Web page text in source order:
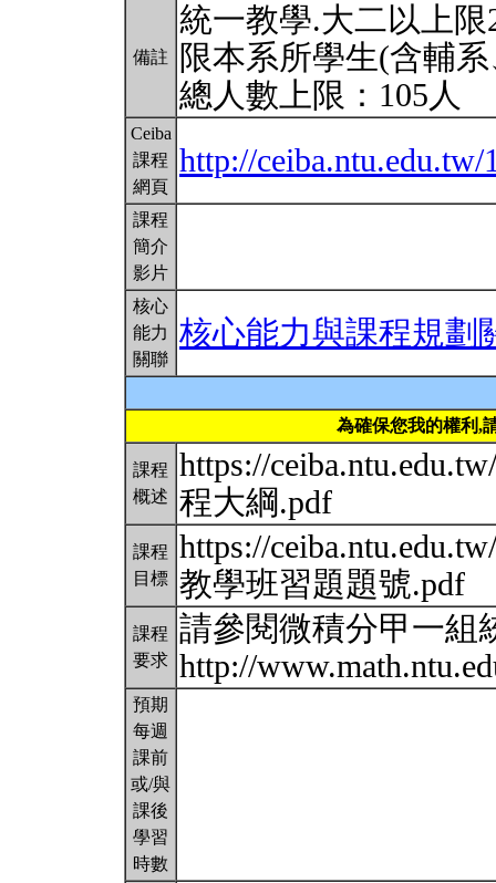
備註
統一教學.大二以上
限本系所學生(含輔
總人數上限：105人
Ceiba
課程
網頁
http://
課程
簡介
影片
核心
能力
關聯
核心能力與課程規劃
為確保您我的權利,
課程
概述
https://
程大綱.pdf
課程
目標
https://
教學班習題題號.pdf
課程
要求
請參閱微積分甲一組
http://
預期
每週
課前
或/與
課後
學習
時數